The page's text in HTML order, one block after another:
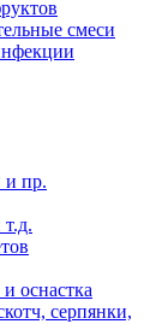
смеси
и пр.
оснастка
серпянки,